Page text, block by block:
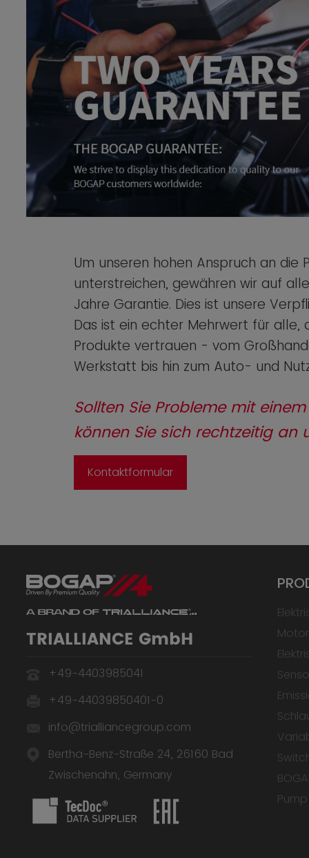
Um unseren hohen Anspruch an die
unterstreichen, gewähren wir auf
Jahre Garantie. Dies ist unsere
Das ist ein echter Mehrwert für alle,
Produkte vertrauen - vom
Werkstatt bis hin zum Auto- und
Sollten Sie Probleme mit
können Sie sich rechtzeitig an
Kontaktformular
TRIALLIANCE GmbH
+49-4403985041
+49-44039850401-0
info@trialliancegroup.com
Bertha-Benz-Straße 24, 26160 Bad
Zwischenahn, Germany
Pump